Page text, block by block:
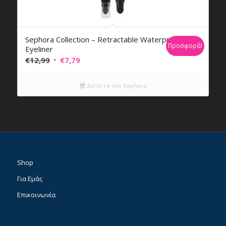
Sephora Collection – Retractable Waterproof
Eyeliner
€12,99 Original
€12,99.
€7,79Η
τιμή
είναι:
Προσφορά!
Δείτε το στο Sephora
Shop
Για Εμάς
Επικοινωνία